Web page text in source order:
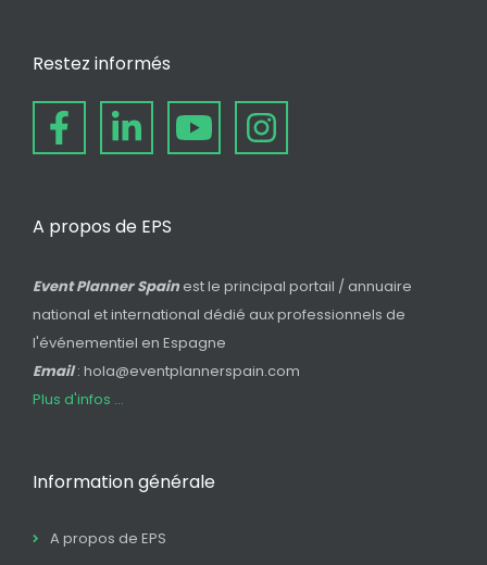
Restez informés
A propos de EPS
Event Planner Spain est le principal portail / annuaire
national et international dédié aux professionnels de
l'événementiel en Espagne
Email: hola@eventplannerspain.com
Plus d'infos ...
Information générale
A propos de EPS